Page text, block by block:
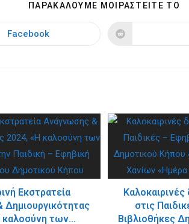
ΠΑΡΑΚΑΛΟΥΜΕ ΜΟΙΡΑΣΤΕΙΤΕ ΤΟ
Opens
Facebook
Εκστρατεία
καλοσύνη των
στις
Βιβλιοθήκες